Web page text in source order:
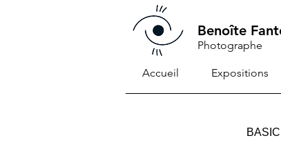
Benoîte
Photographe
Accueil Expositions